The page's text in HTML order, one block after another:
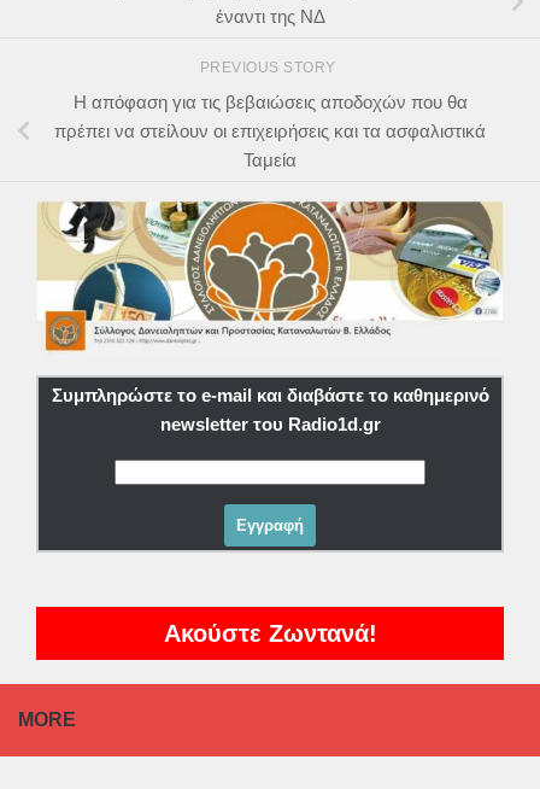
έναντι της ΝΔ
PREVIOUS STORY
Η απόφαση για τις βεβαιώσεις αποδοχών που θα
πρέπει να στείλουν οι επιχειρήσεις και τα ασφαλιστικά
Ταμεία
Συμπληρώστε το e-mail και διαβάστε το καθημερινό
newsletter του Radio1d.gr
Ακούστε Ζωντανά!
MORE